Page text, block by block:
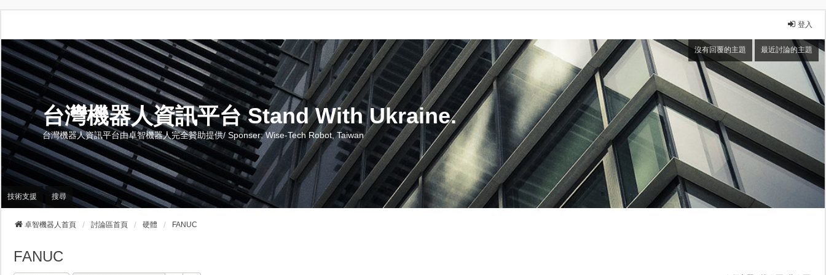
登入
沒有回覆的主題 最近討論的主題
台灣機器人資訊平台 Stand With Ukraine.
台灣機器人資訊平台由卓智機器人完全贊助提供/ Sponser: Wise-Tech Robot, Taiwan
技術支援 搜尋
卓智機器人首頁 討論區首頁 硬體 FANUC
FANUC